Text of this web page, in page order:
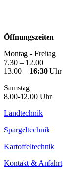
Öffnungszeiten
Montag - Freitag
7.30 – 12.00
13.00 – 16:30 Uhr
Samstag
8.00-12.00 Uhr
Landtechnik
Spargeltechnik
Kartoffeltechnik
Kontakt & Anfahrt